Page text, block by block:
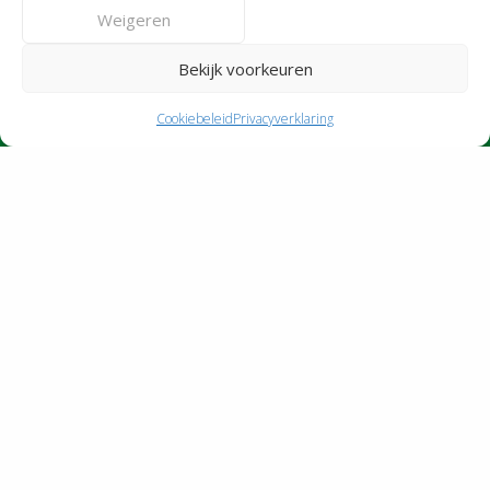
Weigeren
Bekijk voorkeuren
CookiebeleidPrivacyverklaring
Gesloten
Voor de milieustraat gelden afwijkendeopeningstijden